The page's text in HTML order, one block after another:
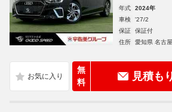
年式 2024年
車検
'27/2
保証
保証付
住所
愛知県 名古
無
料
見積も